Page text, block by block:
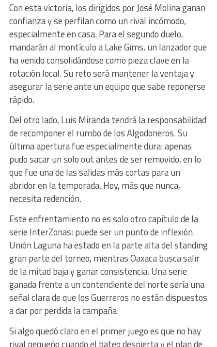
Con esta victoria, los dirigidos por José Molina ganan
confianza y se perfilan como un rival incómodo,
especialmente en casa. Para el segundo duelo,
mandarán al montículo a Lake Gims, un lanzador que
ha venido consolidándose como pieza clave en la
rotación local. Su reto será mantener la ventaja y
asegurar la serie ante un equipo que sabe reponerse
rápido.
Del otro lado, Luis Miranda tendrá la responsabilidad
de recomponer el rumbo de los Algodoneros. Su
última apertura fue especialmente dura: apenas
pudo sacar un solo out antes de ser removido, en lo
que fue una de las salidas más cortas para un
abridor en la temporada. Hoy, más que nunca,
necesita redención.
Este enfrentamiento no es solo otro capítulo de la
serie InterZonas: puede ser un punto de inflexión.
Unión Laguna ha estado en la parte alta del standing
gran parte del torneo, mientras Oaxaca busca salir
de la mitad baja y ganar consistencia. Una serie
ganada frente a un contendiente del norte sería una
señal clara de que los Guerreros no están dispuestos
a dar por perdida la campaña.
Si algo quedó claro en el primer juego es que no hay